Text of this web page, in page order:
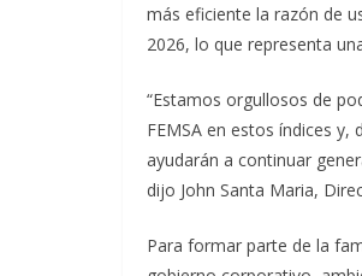
más eficiente la razón de
2026, lo que representa
“Estamos orgullosos de
FEMSA en estos índices
ayudarán a continuar
dijo John Santa Maria,
Para formar parte de la